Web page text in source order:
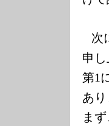
次
申し
第1
あり
ま